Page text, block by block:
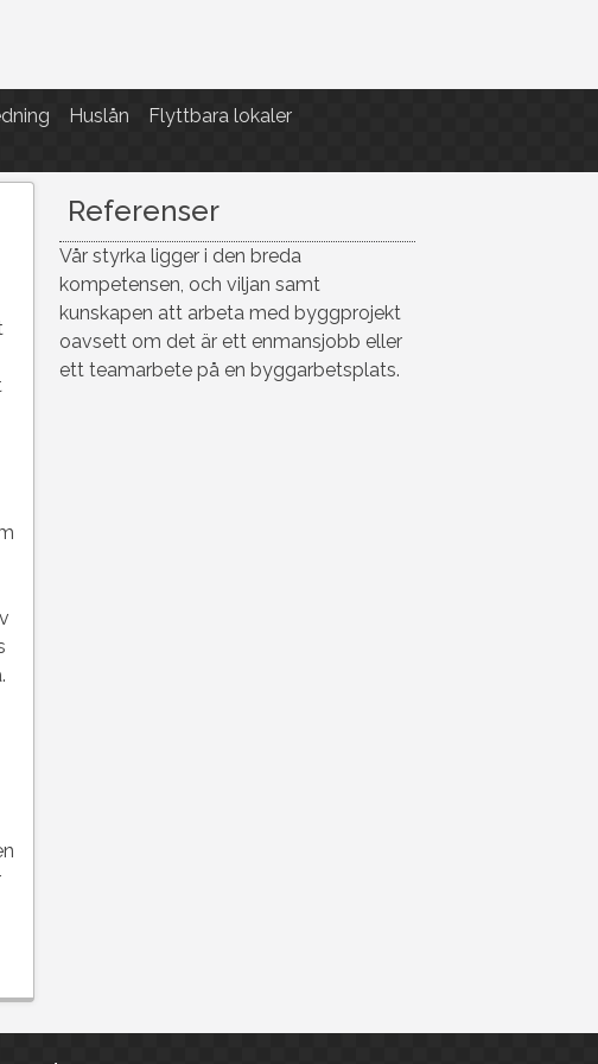
Huslån
Flyttbara lokaler
Referenser
Vår styrka ligger i den breda
kompetensen, och viljan samt
kunskapen att arbeta med byggprojekt
oavsett om det är ett enmansjobb eller
ett teamarbete på en byggarbetsplats.